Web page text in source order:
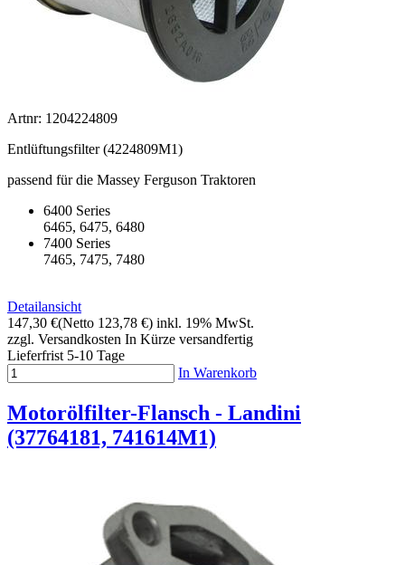
Artnr: 1204224809
Entlüftungsfilter (4224809M1)
passend für die Massey Ferguson Traktoren
6400 Series
6465, 6475, 6480
7400 Series
7465, 7475, 7480
Detailansicht
147,30 €(Netto 123,78 €) inkl. 19% MwSt.
zzgl. Versandkosten In Kürze versandfertig
Lieferfrist 5-10 Tage
In Warenkorb
Motorölfilter-Flansch - Landini
(37764181, 741614M1)